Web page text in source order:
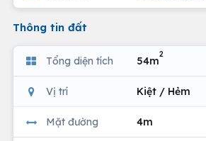
Thông tin đất
Tổng diện tích 54m
2
Vị trí Kiệt / Hẻm
Mặt đường 4m